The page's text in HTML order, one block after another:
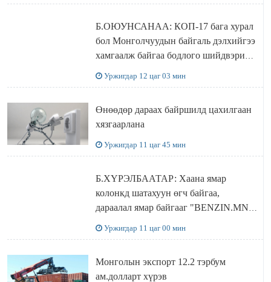
Б.ОЮУНСАНАА: КОП-17 бага хурал
бол Монголчуудын байгаль дэлхийгээ
хамгаалж байгаа бодлого шийдвэрийг
Уржигдар 12 цаг 03 мин
Өнөөдөр дараах байршилд цахилгаан
хязгаарлана
Уржигдар 11 цаг 45 мин
Б.ХҮРЭЛБААТАР: Хаана ямар
колонкд шатахуун өгч байгаа,
дараалал ямар байгааг "BENZIN.MN”
Уржигдар 11 цаг 00 мин
Монголын экспорт 12.2 тэрбум
ам.долларт хүрэв